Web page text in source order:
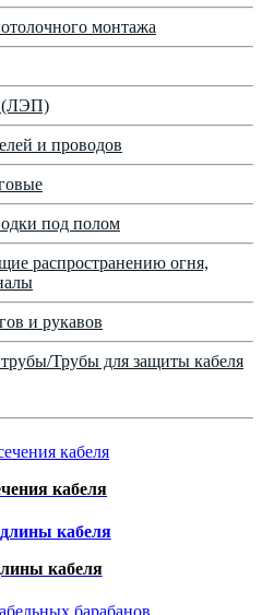
монтажа
(ЛЭП)
и проводов
под полом
распространению огня,
и рукавов
Трубы для защиты кабеля
кабеля
кабеля